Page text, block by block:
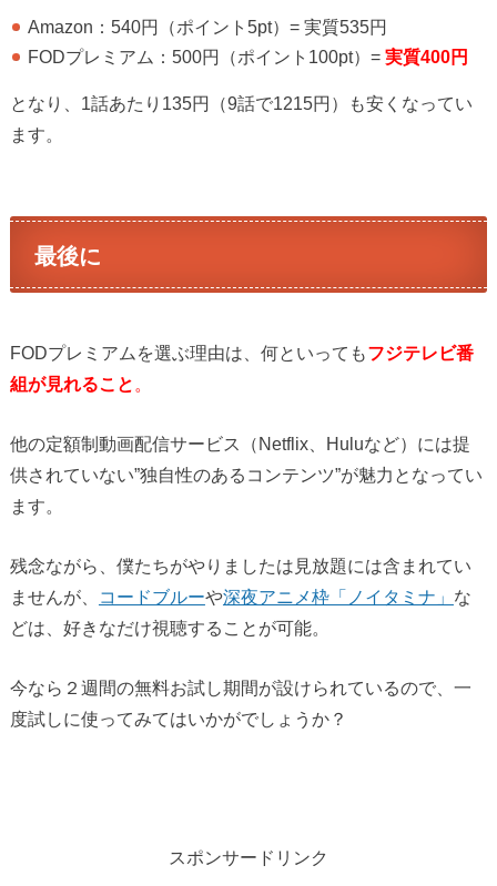
Amazon：540円（ポイント5pt）= 実質535円
FODプレミアム：500円（ポイント100pt）=実質400円
となり、1話あたり135円（9話で1215円）も安くなってい
ます。
最後に
FODプレミアムを選ぶ理由は、何といってもフジテレビ番
組が見れること 。
他の定額制動画配信サービス（Netflix、Huluなど）には提
供されていない”独自性のあるコンテンツ”が魅力となってい
ます。
残念ながら、僕たちがやりましたは見放題には含まれてい
ませんが、
コードブルーや深夜アニメ枠「ノイタミナ」 な
どは、好きなだけ視聴することが可能。
今なら２週間の無料お試し期間が設けられているので、一
度試しに使ってみてはいかがでしょうか？
スポンサードリンク